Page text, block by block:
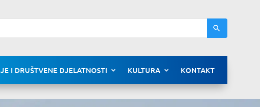
I DRUŠTVENE DJELATNOSTI KULTURA KONTAKT